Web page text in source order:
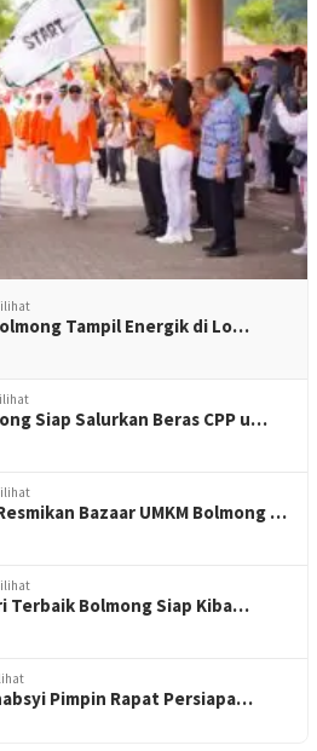
Tampil Energik di Lo…
Siap Salurkan Beras CPP u…
Bazaar UMKM Bolmong …
Terbaik Bolmong Siap Kiba…
Pimpin Rapat Persiapa…